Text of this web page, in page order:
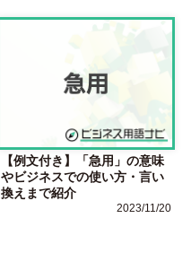
【例文付き】「急用」の意味
やビジネスでの使い方・言い
換えまで紹介
2023/11/20